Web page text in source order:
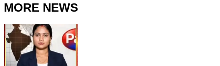
MORE NEWS